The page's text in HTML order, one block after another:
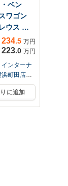
ベン
ワゴン
ウス エ
234.5 万円
223.0 万円
ンターナ
浜町田店
門店
に追加